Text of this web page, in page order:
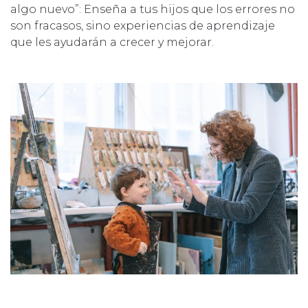
algo nuevo”: Enseña a tus hijos que los errores no
son fracasos, sino experiencias de aprendizaje
que les ayudarán a crecer y mejorar.